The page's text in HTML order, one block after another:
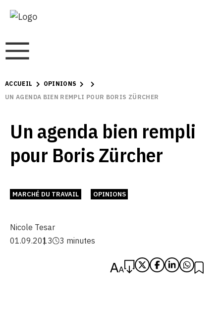
ACCUEIL
OPINIONS
UN AGENDA BIEN REMPLI POUR BORIS ZÜRCHER
Un agenda bien rempli
pour Boris Zürcher
MARCHÉ DU TRAVAIL OPINIONS
Nicole Tesar
01.09.2013
3 minutes